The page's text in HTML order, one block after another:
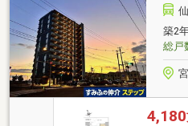
◇2024年2月建築◆都
平置駐車場が全戸分有◆
額使用料無料※その他区
円）◆玄関鍵はハンズ
クス完備◆ペット飼育可
築2
総戸
4,180